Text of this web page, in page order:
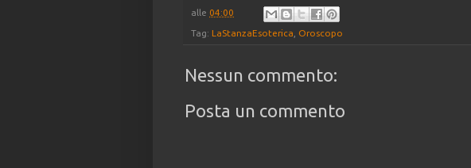
alle 04:00
Tag: LaStanzaEsoterica Oroscopo
Nessun commento:
Posta un commento